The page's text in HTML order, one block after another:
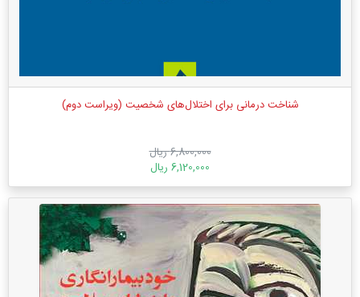
شناخت‌ درمانی برای اختلال‌های شخصیت (ویراست دوم)
6,800,000 ریال
6,120,000 ریال